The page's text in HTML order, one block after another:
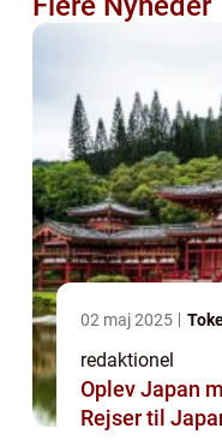
02 maj 2025
redaktionel
Oplev Japan
Rejser til